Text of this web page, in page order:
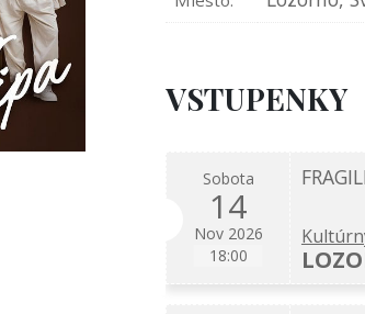
VSTUPENKY
Sobota
14
Nov 2026
18:00